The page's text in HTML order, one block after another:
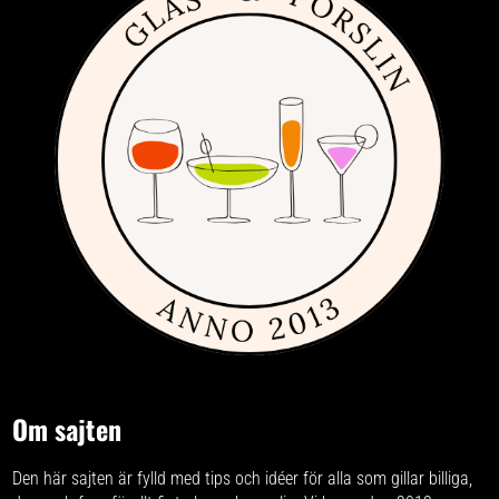
Om sajten
Den här sajten är fylld med tips och idéer för alla som gillar billiga,